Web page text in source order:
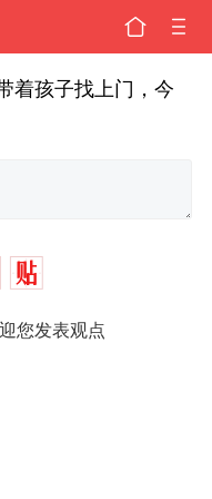
着孩子找上门，今
您发表观点